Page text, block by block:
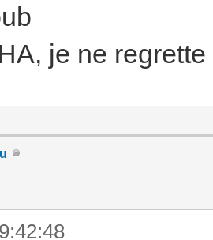
je ne